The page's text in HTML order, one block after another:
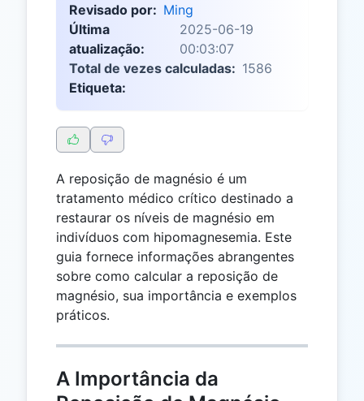
Revisado por: Ming
Última
atualização:
2025-06-19
00:03:07
Total de vezes calculadas: 1586
Etiqueta:
A reposição de magnésio é um
tratamento médico crítico destinado a
restaurar os níveis de magnésio em
indivíduos com hipomagnesemia. Este
guia fornece informações abrangentes
sobre como calcular a reposição de
magnésio, sua importância e exemplos
práticos.
A Importância da